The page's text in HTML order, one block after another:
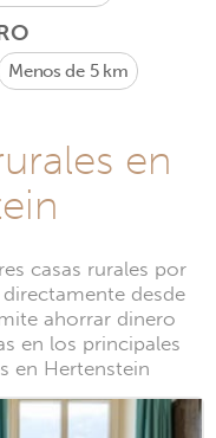
Menos de 5 km
en
casas rurales por
desde
ahorrar dinero
en los principales
en Hertenstein